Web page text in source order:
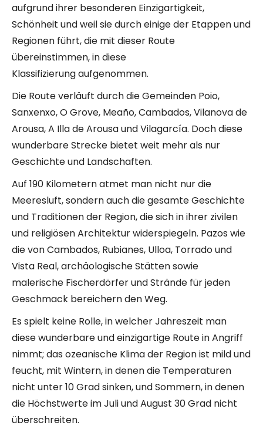
aufgrund ihrer besonderen Einzigartigkeit,
Schönheit und weil sie durch einige der Etappen und
Regionen führt, die mit dieser Route
übereinstimmen, in diese
Klassifizierung aufgenommen.
Die Route verläuft durch die Gemeinden Poio,
Sanxenxo, O Grove, Meaño, Cambados, Vilanova de
Arousa, A Illa de Arousa und Vilagarcía. Doch diese
wunderbare Strecke bietet weit mehr als nur
Geschichte und Landschaften.
Auf 190 Kilometern atmet man nicht nur die
Meeresluft, sondern auch die gesamte Geschichte
und Traditionen der Region, die sich in ihrer zivilen
und religiösen Architektur widerspiegeln. Pazos wie
die von Cambados, Rubianes, Ulloa, Torrado und
Vista Real, archäologische Stätten sowie
malerische Fischerdörfer und Strände für jeden
Geschmack bereichern den Weg.
Es spielt keine Rolle, in welcher Jahreszeit man
diese wunderbare und einzigartige Route in Angriff
nimmt; das ozeanische Klima der Region ist mild und
feucht, mit Wintern, in denen die Temperaturen
nicht unter 10 Grad sinken, und Sommern, in denen
die Höchstwerte im Juli und August 30 Grad nicht
überschreiten.